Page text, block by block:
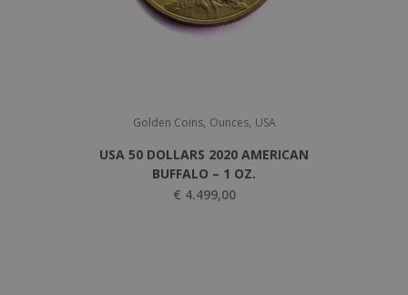
Golden Coins, Ounces, USA
USA 50 DOLLARS 2020 AMERICAN
BUFFALO – 1 OZ.
€ 4.499,00